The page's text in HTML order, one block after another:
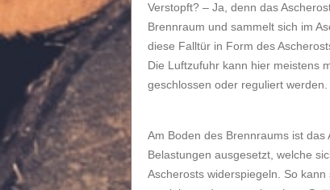
Verstopft? – Ja, denn das
Brennraum und sammelt sich im
diese Falltür in Form des
Die Luftzufuhr kann hier meistens
geschlossen oder reguliert werden.
Am Boden des Brennraums ist
Belastungen ausgesetzt, welche
Ascherosts widerspiegeln. So